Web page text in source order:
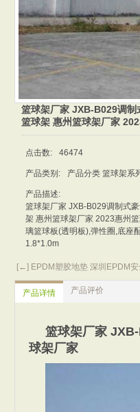
篮球场施工厂家,惠州篮球
深圳网球场,深圳网球场地
篮球场建设厂家-深圳蓝球
篮球架厂家 JXB-B029调制
篮球架 惠州篮球架厂家
点击数: 46474
产品类别: 产品分类 篮球架系
产品描述:
篮球架厂家 JXB-B029调制式
架 惠州篮球架厂家 2023惠州
璃篮球板(透明板),弹性圈,底座
1.8*1.0m
[←] EPDM塑胶地垫 深圳EPDM
产品详情 产品评价
篮球架厂家
球架厂家